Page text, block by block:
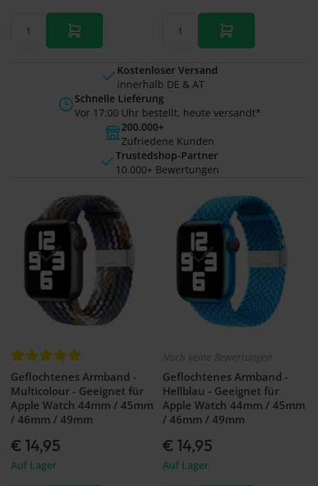
Kostenloser Versand
innerhalb DE & AT
Schnelle Lieferung
Vor 17:00 Uhr bestellt, heute versandt*
200.000+
Zufriedene Kunden
Trustedshop-Partner
10.000+ Bewertungen
Geflochtenes Armband -
Multicolour - Geeignet für
Apple Watch 44mm / 45mm
/ 46mm / 49mm
€ 14,95
Auf Lager
Noch keine Bewertungen
Geflochtenes Armband -
Hellblau - Geeignet für
Apple Watch 44mm / 45mm
/ 46mm / 49mm
€ 14,95
Auf Lager